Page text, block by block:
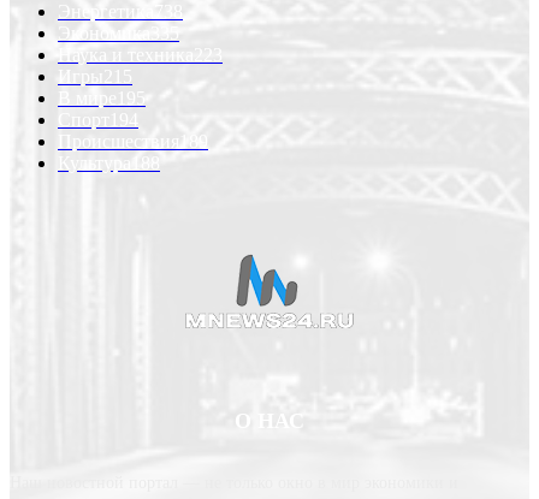
Энергетика
Экономика
335
Наука и техника 223
Игры
215
В мире 195
Спорт
194
Происшествия 189
Культура
О НАС